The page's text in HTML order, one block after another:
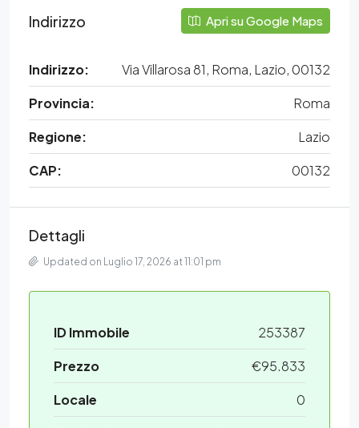
Indirizzo Apri su Google Maps
Indirizzo:
Via Villarosa 81, Roma, Lazio, 00132
Provincia:
Roma
Regione:
Lazio
CAP:
00132
Dettagli
Updated on Luglio 17, 2026 at 11:01 pm
ID Immobile
253387
Prezzo
€95.833
Locale
0